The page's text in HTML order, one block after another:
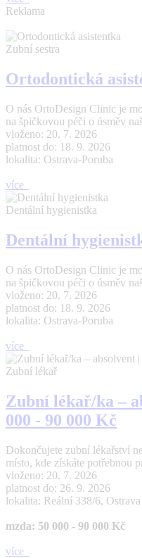
Reklama
Zubní sestra
Ortodontická
O nás OrtoDesign Clinic je
na špičkovou péči o úsměv
vloženo: 20. 7. 2026
platnost do: 18. 9. 2026
lokalita: Ostrava-Poruba
více
Dentální hygienistka
Dentální
O nás OrtoDesign Clinic je
na špičkovou péči o úsměv
vloženo: 20. 7. 2026
platnost do: 18. 9. 2026
lokalita: Ostrava-Poruba
více
Zubní lékař
Zubní lékař/ka –
000 - 90 000 Kč
Dokončujete zubní lékařství
místo, kde získáte potřebnou
vloženo: 20. 7. 2026
platnost do: 26. 9. 2026
lokalita: Reální 338/6, Ostrava
mzda: 50 000 - 90 000 Kč
více